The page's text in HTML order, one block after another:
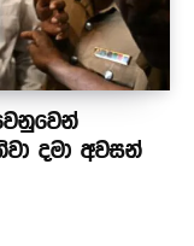
දමා අවසන්